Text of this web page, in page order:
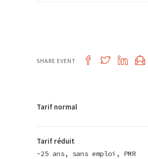
SHARE EVENT
Tarif normal
Tarif réduit
-25 ans, sans emploi, PMR